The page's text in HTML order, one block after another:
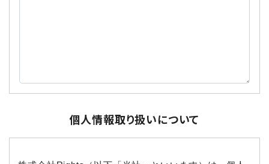
個人情報取り扱いについて